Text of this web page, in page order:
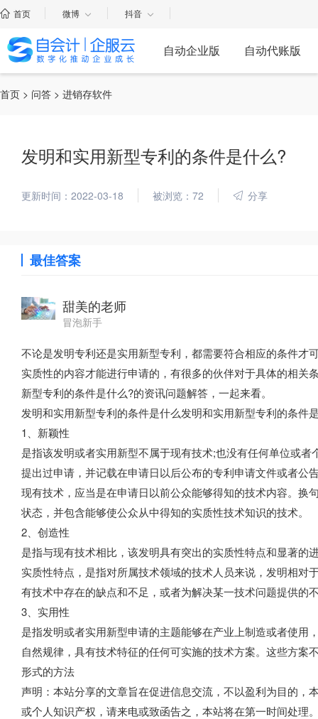
首页 微博 抖音
自动企业版 自动代账版
首页 > 问答 > 进销存软件
发明和实用新型专利的条件是什么?
更新时间：2022-03-18 被浏览：72 分享
最佳答案
甜美的老师
冒泡新手
不论是发明专利还是实用新型专利，都需要符合相应的条件
实质性的内容才能进行申请的，有很多的伙伴对于具体的相
新型专利的条件是什么?的资讯问题解答，一起来看。
发明和实用新型专利的条件是什么发明和实用新型专利的条件
1、新颖性
是指该发明或者实用新型不属于现有技术;也没有任何单位或
提出过申请，并记载在申请日以后公布的专利申请文件或者公
现有技术，应当是在申请日以前公众能够得知的技术内容。
状态，并包含能够使公众从中得知的实质性技术知识的技术。
2、创造性
是指与现有技术相比，该发明具有突出的实质性特点和显著的
实质性特点，是指对所属技术领域的技术人员来说，发明相
有技术中存在的缺点和不足，或者为解决某一技术问题提供的
3、实用性
是指发明或者实用新型申请的主题能够在产业上制造或者使
自然规律，具有技术特征的任何可实施的技术方案。这些方
形式的方法
声明：本站分享的文章旨在促进信息交流，不以盈利为目的
或个人知识产权，请来电或致函告之，本站将在第一时间处理